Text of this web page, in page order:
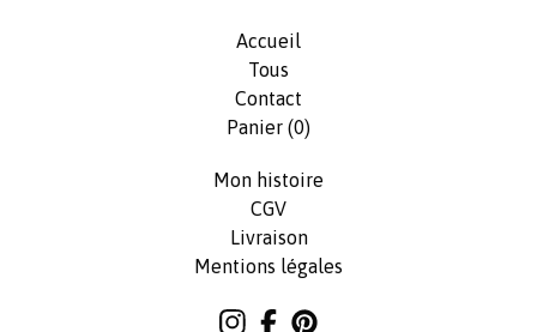
Accueil
Tous
Contact
Panier (0)
Mon histoire
CGV
Livraison
Mentions légales